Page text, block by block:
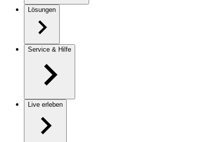
Lösungen
Service & Hilfe
Live erleben